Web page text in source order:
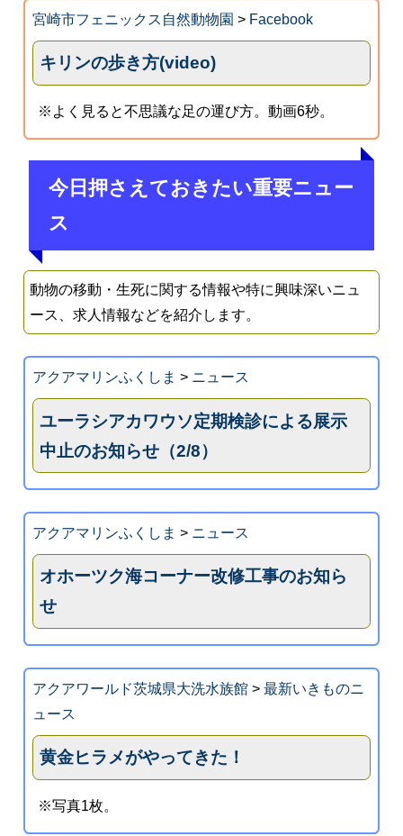
宮崎市フェニックス自然動物園 > Facebook
キリンの歩き方(video)
※よく見ると不思議な足の運び方。動画6秒。
今日押さえておきたい重要ニュー
ス
動物の移動・生死に関する情報や特に興味深いニュ
ース、求人情報などを紹介します。
アクアマリンふくしま > ニュース
ユーラシアカワウソ定期検診による展示
中止のお知らせ（2/8）
アクアマリンふくしま > ニュース
オホーツク海コーナー改修工事のお知ら
せ
アクアワールド茨城県大洗水族館> 最新いきものニ
ュース
黄金ヒラメがやってきた！
※写真1枚。